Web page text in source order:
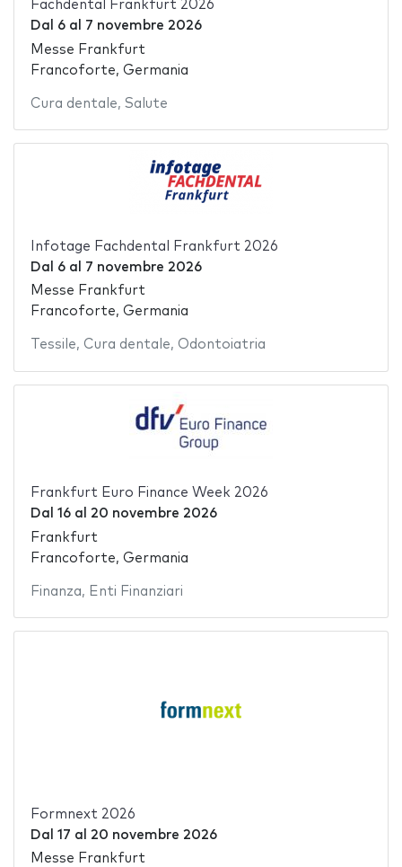
Fachdental Frankfurt 2026
Dal 6al 7 novembre 2026
Messe Frankfurt
Francoforte, Germania
Cura dentale, Salute
Infotage Fachdental Frankfurt 2026
Dal 6al 7 novembre 2026
Messe Frankfurt
Francoforte, Germania
Tessile, Cura dentale, Odontoiatria
Frankfurt Euro Finance Week 2026
Dal 16al 20 novembre 2026
Frankfurt
Francoforte, Germania
Finanza, Enti Finanziari
Formnext 2026
Dal 17 al 20 novembre 2026
Messe Frankfurt